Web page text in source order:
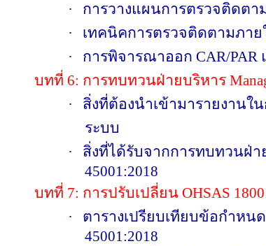
·
การวางแผนการตรวจติดตา
·
เทคนิคการตรวจติดตามภาย
·
การพิจารณาออก CAR/PAR
บทที่ 6: การทบทวนฝ่ายบริหาร
·
สิ่งที่ต้องนำเข้ามารายงานใ
ระบบ
·
สิ่งที่ได้รับจากการทบทวนฝ่า
45001:2018
บทที่ 7: การปรับเปลี่ยน OHSAS
·
ตารางเปรียบเทียบข้อกำหนด
45001:2018